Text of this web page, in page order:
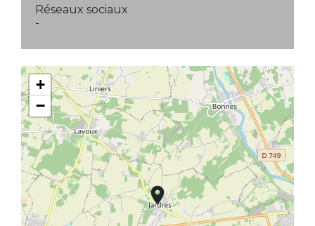
Réseaux sociaux
-
location_on
+
−